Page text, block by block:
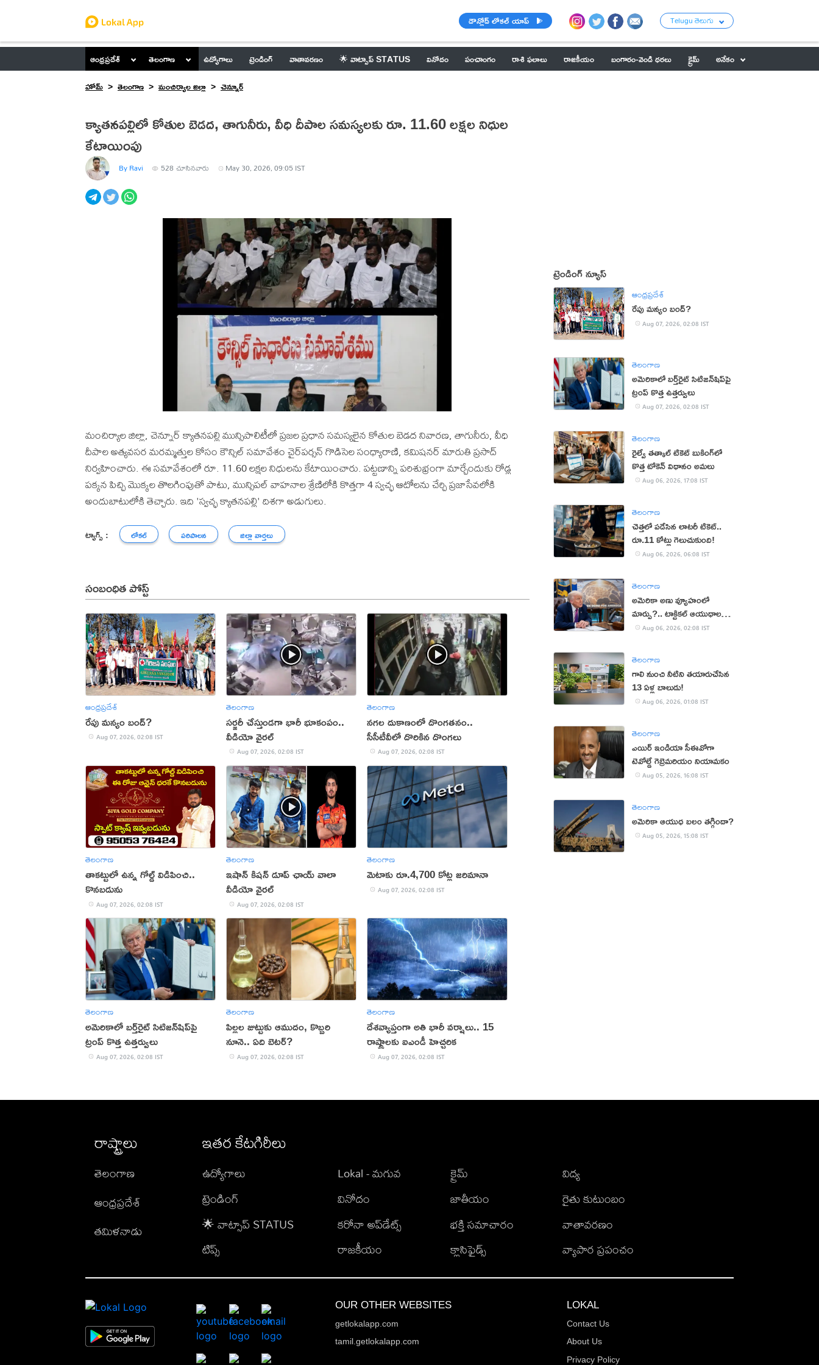
డౌన్లోడ్ లోకల్ యాప్ Telugu తెలుగు
ఆంధ్రప్రదేశ్ తెలంగాణ ఉద్యోగాలు ట్రెండింగ్ వాతావరణం 🌟 వాట్సాప్ STATUS వినోదం పంచాంగం రాశి ఫలాలు రాజకీయం బంగారం-వెండి ధరలు క్రైమ్
అనేకం
హోమ్
తెలంగాణ మంచిర్యాల జిల్లా చెన్నూర్
క్యాతనపల్లిలో కోతుల బెడద, తాగునీరు, వీధి దీపాల సమస్యలకు రూ. 11.60 లక్షల నిధుల
కేటాయింపు
By Ravi 528 చూసినవారు May 30, 2026, 09:05 IST
మంచిర్యాల జిల్లా, చెన్నూర్ క్యాతనపల్లి మున్సిపాలిటీలో ప్రజల ప్రధాన సమస్యలైన కోతుల బెడద నివారణ, తాగునీరు, వీధి
దీపాల అత్యవసర మరమ్మత్తుల కోసం కౌన్సిల్ సమావేశం చైర్‌పర్సన్ గొడిసెల సంధ్యారాణి, కమిషనర్ మారుతి ప్రసాద్
నిర్వహించారు. ఈ సమావేశంలో రూ. 11.60 లక్షల నిధులను కేటాయించారు. పట్టణాన్ని పరిశుభ్రంగా మార్చేందుకు రోడ్ల
పక్కన పిచ్చి మొక్కల తొలగింపుతో పాటు, మున్సిపల్ వాహనాల శ్రేణిలోకి కొత్తగా 4 స్వచ్ఛ ఆటోలను చేర్చి ప్రజాసేవలోకి
అందుబాటులోకి తెచ్చారు. ఇది 'స్వచ్ఛ క్యాతనపల్లి' దిశగా అడుగులు.
ట్యాగ్స్ : లోకల్ పరిపాలన జిల్లా వార్తలు
సంబంధిత పోస్ట్
ఆంధ్రప్రదేశ్
రేపు మన్యం బంద్‌?
Aug 07, 2026, 02:08 IST
తెలంగాణ
సర్జరీ చేస్తుండగా భారీ భూకంపం..
వీడియో వైరల్
Aug 07, 2026, 02:08 IST
తెలంగాణ
నగల దుకాణంలో దొంగతనం..
సీసీటీవీలో దొరికిన దొంగలు
Aug 07, 2026, 02:08 IST
తెలంగాణ
తాకట్టులో ఉన్న గోల్డ్ విడిపించి..
కొనబడును
Aug 07, 2026, 02:08 IST
తెలంగాణ
ఇషాన్ కిషన్ డూప్ ఛాయ్ వాలా
వీడియో వైరల్
Aug 07, 2026, 02:08 IST
తెలంగాణ
మెటాకు రూ.4,700 కోట్ల జరిమానా
Aug 07, 2026, 02:08 IST
తెలంగాణ
అమెరికాలో బర్త్‌రైట్ సిటిజన్‌షిప్‌పై
ట్రంప్ కొత్త ఉత్తర్వులు
Aug 07, 2026, 02:08 IST
తెలంగాణ
పిల్లల జుట్టుకు ఆముదం, కొబ్బరి
నూనె.. ఏది బెటర్?
Aug 07, 2026, 02:08 IST
తెలంగాణ
దేశవ్యాప్తంగా అతి భారీ వర్షాలు.. 15
రాష్ట్రాలకు ఐఎండీ హెచ్చరిక
Aug 07, 2026, 02:08 IST
ట్రెండింగ్ న్యూస్
ఆంధ్రప్రదేశ్
రేపు మన్యం బంద్‌?
Aug 07, 2026, 02:08 IST
తెలంగాణ
అమెరికాలో బర్త్‌రైట్ సిటిజన్‌షిప్‌పై
ట్రంప్ కొత్త ఉత్తర్వులు
Aug 07, 2026, 02:08 IST
తెలంగాణ
రైల్వే తత్కాల్ టికెట్ బుకింగ్‌లో
కొత్త టోకెన్ విధానం అమలు
Aug 06, 2026, 17:08 IST
తెలంగాణ
చెత్తలో పడేసిన లాటరీ టికెట్..
రూ.11 కోట్లు గెలుచుకుంది!
Aug 06, 2026, 06:08 IST
తెలంగాణ
అమెరికా అణు వ్యూహంలో
మార్పు?.. టాక్టికల్ ఆయుధాలకు
ప్రాధాన్యం!
Aug 06, 2026, 02:08 IST
తెలంగాణ
గాలి నుంచి నీటిని తయారుచేసిన
13 ఏళ్ల బాలుడు!
Aug 06, 2026, 01:08 IST
తెలంగాణ
ఎయిర్ ఇండియా సీఈవోగా
టెవోల్డే గెబ్రెమరియం నియామకం
Aug 05, 2026, 16:08 IST
తెలంగాణ
అమెరికా ఆయుధ బలం తగ్గిందా?
Aug 05, 2026, 15:08 IST
రాష్ట్రాలు
తెలంగాణ
ఆంధ్రప్రదేశ్
తమిళనాడు
ఇతర కేటగిరీలు
ఉద్యోగాలు
ట్రెండింగ్
🌟 వాట్సాప్ STATUS
టిప్స్
Lokal - మగువ
వినోదం
కరోనా అప్‌డేట్స్
రాజకీయం
క్రైమ్
జాతీయం
భక్తి సమాచారం
క్లాసిఫైడ్స్
విద్య
రైతు కుటుంబం
వాతావరణం
వ్యాపార ప్రపంచం
OUR OTHER WEBSITES
getlokalapp.com
tamil.getlokalapp.com
LOKAL
Contact Us
About Us
Privacy Policy